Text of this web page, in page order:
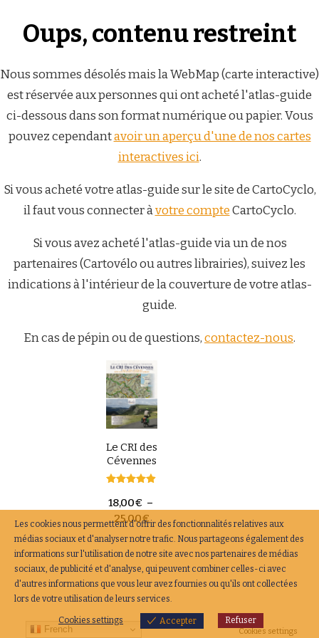
Oups, contenu restreint
Nous sommes désolés mais la WebMap (carte interactive)
est réservée aux personnes qui ont acheté l'atlas-guide
ci-dessous dans son format numérique ou papier. Vous
pouvez cependantavoir un aperçu d'une de nos cartes
interactives ici.
Si vous acheté votre atlas-guide sur le site de CartoCyclo,
il faut vous connecter àvotre compteCartoCyclo.
Si vous avez acheté l'atlas-guide via un de nos
partenaires (Cartovélo ou autres librairies), suivez les
indications à l'intérieur de la couverture de votre atlas-
guide.
En cas de pépin ou de questions,contactez-nous.
Le CRI des
Cévennes
4.80
sur 5
18,00€ –
25,00€
French
Les cookies nous permettent d'offrir des fonctionnalités relatives aux
médias sociaux et d'analyser notre trafic. Nous partageons également des
informations sur l'utilisation de notre site avec nos partenaires de médias
sociaux, de publicité et d'analyse, qui peuvent combiner celles-ci avec
d'autres informations que vous leur avez fournies ou qu'ils ont collectées
lors de votre utilisation de leurs services.
Cookies settings Accepter Refuser
Cookies settings